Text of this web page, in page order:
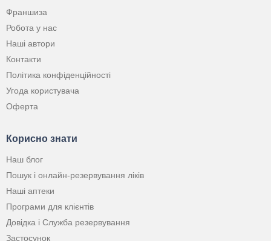
Франшиза
Робота у нас
Наші автори
Контакти
Політика конфіденційності
Угода користувача
Оферта
Корисно знати
Наш блог
Пошук і онлайн-резервування ліків
Наші аптеки
Програми для клієнтів
Довідка і Служба резервування
Застосунок